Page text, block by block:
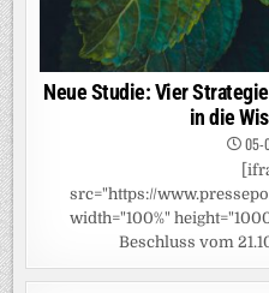
Neue Studie: Vier
in die
05-
src="https://
width="100%"
Beschluss vom